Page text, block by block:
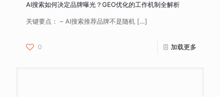
AI搜索如何决定品牌曝光？GEO优化的工作机制全解析
关键要点： – AI搜索推荐品牌不是随机 […]
0 加载更多